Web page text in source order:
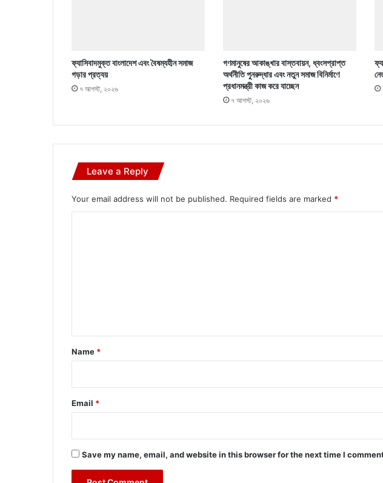
ফ্যাসিবাদমুক্ত বাংলাদেশ এবং বৈষম্যহীন সমাজ
গড়ার প্রত্যয়
৭ আগস্ট, ২০২৬
গণমানুষের আকাঙ্খার বাস্তবায়ন, ধ্বংসপ্রাপ্ত
অর্থনীতি পুনরুদ্ধার এবং নতুন সমাজ বিনির্মাণে
প্রধানমন্ত্রী কাজ করে যাচ্ছেন
৭ আগস্ট, ২০২৬
Leave a Reply
Your email address will not be published. Required fields are marked *
*
Name *
Email *
Save my name, email, and website in this browser for the next time I